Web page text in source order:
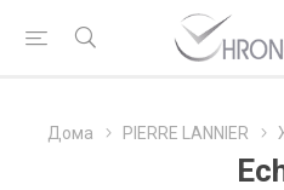
Дома PIERRE LANNIER